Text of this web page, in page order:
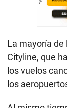
La mayoría de
Cityline, que
los vuelos
los